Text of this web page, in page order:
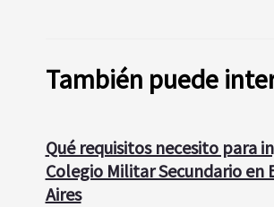
También puede
Qué requisitos necesito para
Colegio Militar Secundario en
Aires